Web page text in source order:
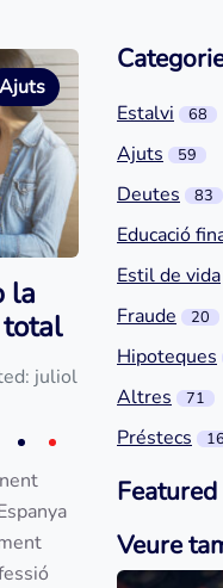
Ajuts
la
juliol
Estalvi 68
Ajuts 59
Deutes 83
Educació
Estil de vida
Fraude
20
Hipoteques
Altres
71
Préstecs
Veure